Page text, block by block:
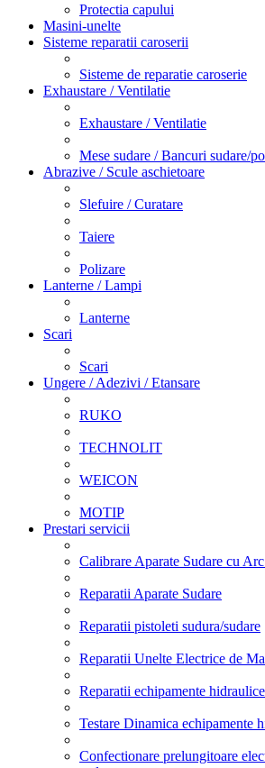
Protectia capului
Masini-unelte
Sisteme reparatii caroserii
Sisteme de reparatie caroserie
Exhaustare / Ventilatie
Exhaustare / Ventilatie
Mese sudare / Bancuri sudare/
Abrazive / Scule aschietoare
Slefuire / Curatare
Taiere
Polizare
Lanterne / Lampi
Lanterne
Scari
Scari
Ungere / Adezivi / Etansare
RUKO
TECHNOLIT
WEICON
MOTIP
Prestari servicii
Calibrare Aparate Sudare cu
Reparatii Aparate Sudare
Reparatii pistoleti sudura/sudare
Reparatii Unelte Electrice de
Reparatii echipamente
Testare Dinamica echipamente
Confectionare prelungitoare